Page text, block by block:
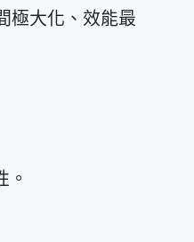
極大化、效能最
。